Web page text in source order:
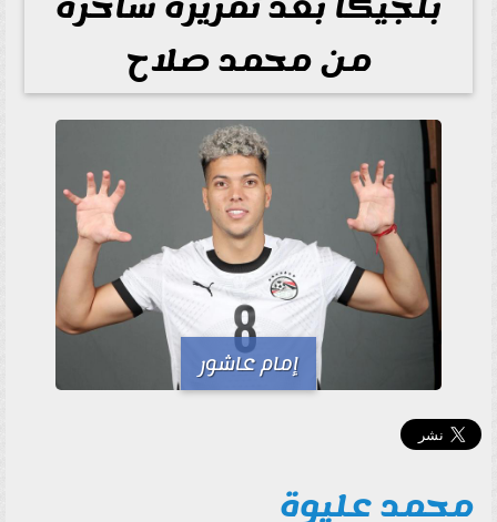
من محمد صلاح
إمام عاشور
محمد عليوة